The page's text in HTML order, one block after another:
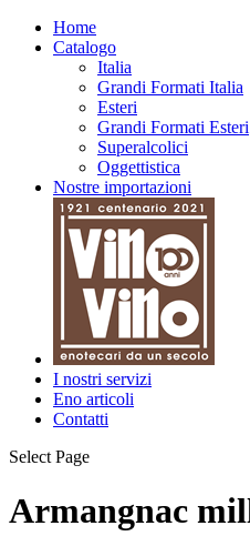
Home
Catalogo
Italia
Grandi Formati Italia
Esteri
Grandi Formati Esteri
Superalcolici
Oggettistica
Nostre importazioni
I nostri servizi
Eno articoli
Contatti
Select Page
Armangnac